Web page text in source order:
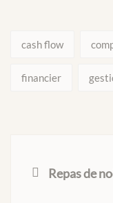
cash flow
financier
Repas de